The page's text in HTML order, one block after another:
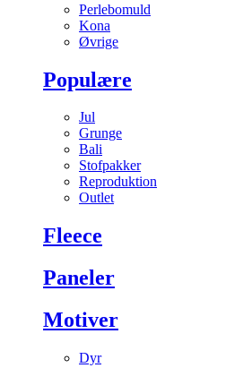
Perlebomuld
Kona
Øvrige
Populære
Jul
Grunge
Bali
Stofpakker
Reproduktion
Outlet
Fleece
Paneler
Motiver
Dyr